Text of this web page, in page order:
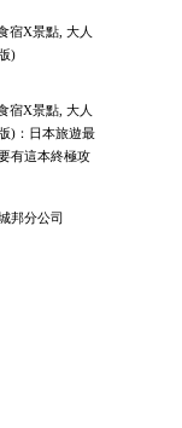
宿X景點, 大人
)
宿X景點, 大人
)：日本旅遊最
有這本終極攻
邦分公司